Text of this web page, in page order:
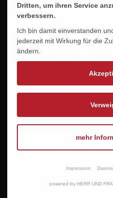
15,95
Dritten, um ihren Service
verbessern.
Ich bin damit einverstanden
jederzeit mit Wirkung für die
ändern.
mehr
Impressum
powered by HERR UND